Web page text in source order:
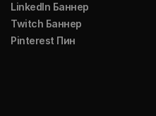
LinkedIn Баннер
Twitch Баннер
Pinterest Пин